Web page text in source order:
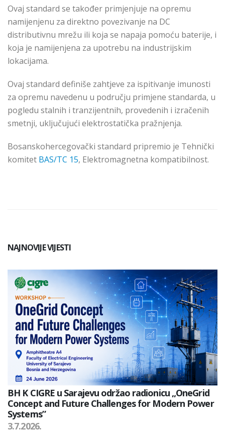
Ovaj standard se također primjenjuje na opremu
namijenjenu za direktno povezivanje na DC
distributivnu mrežu ili koja se napaja pomoću baterije, i
koja je namijenjena za upotrebu na industrijskim
lokacijama.
Ovaj standard definiše zahtjeve za ispitivanje imunosti
za opremu navedenu u području primjene standarda, u
pogledu stalnih i tranzijentnih, provedenih i izračenih
smetnji, uključujući elektrostatička pražnjenja.
Bosanskohercegovački standard pripremio je Tehnički
komitet BAS/TC 15, Elektromagnetna kompatibilnost.
NAJNOVIJE VIJESTI
BH K CIGRE u Sarajevu održao radionicu „OneGrid
Concept and Future Challenges for Modern Power
Systems”
3.7.2026.